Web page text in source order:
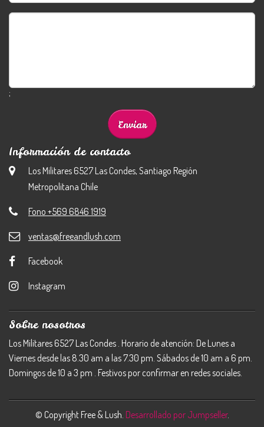
;
Información de contacto
Los Militares 6527 Las Condes, Santiago Región
Metropolitana Chile
Fono +569 6846 1919
ventas@freeandlush.com
Facebook
Instagram
Sobre nosotros
Los Militares 6527 Las Condes . Horario de atención: De Lunes a
Viernes desde las 8.30 am a las 7.30 pm. Sábados de 10 am a 6 pm.
Domingos de 10 a 3 pm . Festivos por confirmar en redes sociales.
© Copyright Free & Lush. Desarrollado por Jumpseller.